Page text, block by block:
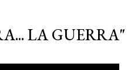
LA GUERRA"